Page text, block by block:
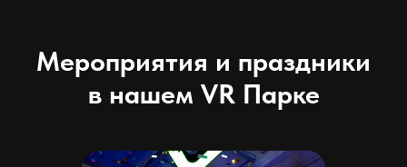
Мероприятия и праздники
в нашем VR Парке